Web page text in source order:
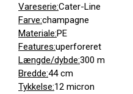
Vareserie:Cater-Line
Farve:champagne
Materiale:PE
Features:uperforeret
Længde/dybde:300 m
Bredde:44 cm
Tykkelse:12 micron